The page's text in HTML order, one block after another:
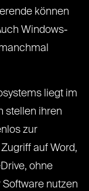
können
Windows-
liegt im
stellen ihren
zur
auf Word,
ohne
nutzen